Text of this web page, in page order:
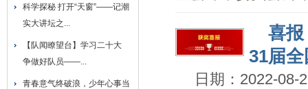
科学探秘 打开“天窗”——记潮
实大讲坛之 ...
【队闻瞭望台】学习二十大
争做好队员——...
青春意气终破浪，少年心事当
喜
31届
日期：2022-08-